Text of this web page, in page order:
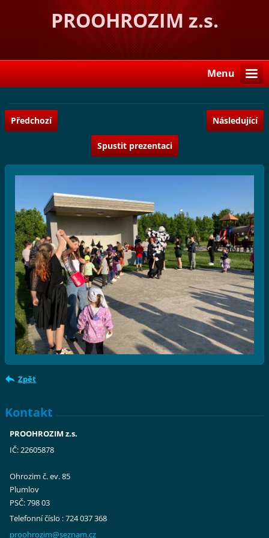
PROOHROZIM z.s.
Menu
Předchozí Následující
Spustit prezentaci
Zpět
Kontakt
PROOHROZIM z.s.
IČ: 22605878
Ohrozim č. ev. 85
Plumlov
PSČ: 798 03
Telefonní číslo : 724 037 368
proohrozim@seznam.cz